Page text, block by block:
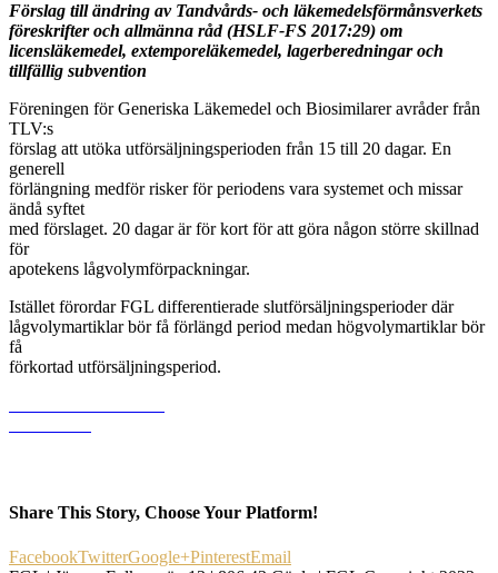
Förslag till ändring av Tandvårds- och läkemedelsförmånsverkets
föreskrifter och allmänna råd(HSLF-FS 2017:29) om
licensläkemedel, extemporeläkemedel, lagerberedningar och
tillfällig subvention
Föreningen för Generiska Läkemedel och Biosimilarer avråder från
TLV:s
förslag att utöka utförsäljningsperioden från 15 till 20 dagar. En
generell
förlängning medför risker för periodens vara systemet och missar
ändå syftet
med förslaget. 20 dagar är för kort för att göra någon större skillnad
för
apotekens lågvolymförpackningar.
Istället förordar FGL differentierade slutförsäljningsperioder där
lågvolymartiklar bör få förlängd period medan högvolymartiklar bör
få
förkortad utförsäljningsperiod.
Share This Story, Choose Your Platform!
FacebookTwitterGoogle+PinterestEmail